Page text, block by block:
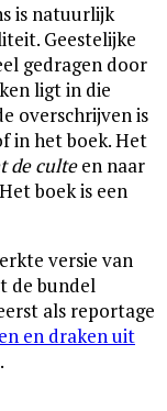
is natuurlijk
Geestelijke
gedragen door
ligt in die
overschrijven is
in het boek. Het
de culteen naar
boek is een
versie van
de bundel
als reportage
en draken uit